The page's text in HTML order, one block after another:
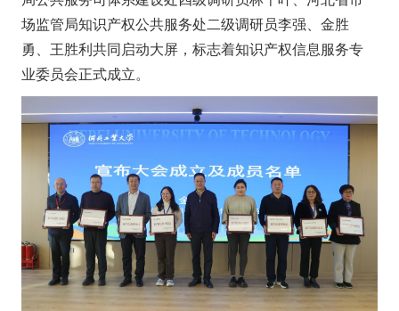
场监管局知识产权公共服务处二级调研员李强、金胜
勇、王胜利共同启动大屏，标志着知识产权信息服务专
业委员会正式成立。